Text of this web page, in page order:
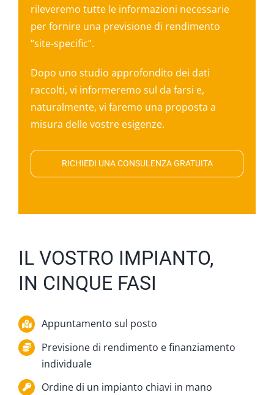
rileveremo tutte le informazioni necessarie
per fornire una previsione di rendimento
“site-specific”.
Dopo uno studio approfondito dei dati
raccolti, vi informeremo sul da farsi e,
naturalmente, vi faremo una proposta a
misura delle vostre esigenze.
RICHIEDI UNA CONSULENZA GRATUITA
IL VOSTRO IMPIANTO,
IN CINQUE FASI
Appuntamento sul posto
Previsione di rendimento e finanziamento
individuale
Ordine di un impianto chiavi in mano